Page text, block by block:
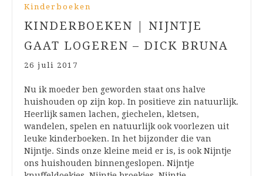
Kinderboeken
KINDERBOEKEN | NIJNTJE
GAAT LOGEREN – DICK BRUNA
26 juli 2017
Nu ik moeder ben geworden staat ons halve
huishouden op zijn kop. In positieve zin natuurlijk.
Heerlijk samen lachen, giechelen, kletsen,
wandelen, spelen en natuurlijk ook voorlezen uit
leuke kinderboeken. In het bijzonder die van
Nijntje. Sinds onze kleine meid er is, is ook Nijntje
ons huishouden binnengeslopen. Nijntje